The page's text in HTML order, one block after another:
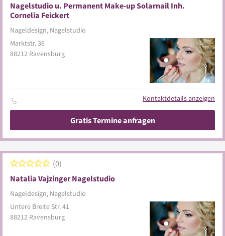
Nagelstudio u. Permanent Make-up Solarnail Inh.
Cornelia Feickert
Nageldesign, Nagelstudio
Marktstr. 36
88212 Ravensburg
Kontaktdetails anzeigen
Gratis Termine anfragen
Natalia Vajzinger Nagelstudio
Nageldesign, Nagelstudio
0
Untere Breite Str. 41
88212 Ravensburg